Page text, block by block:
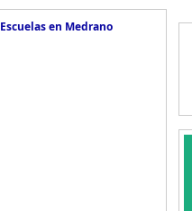
Escuelas en Medrano